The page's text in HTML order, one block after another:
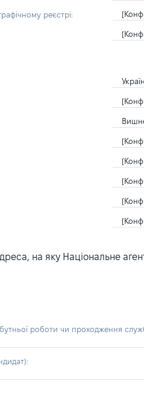
реєстрі:
на яку Національне
роботи чи проходження
: